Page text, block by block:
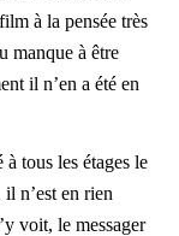
à la pensée très
manque à être
il n’en a été en
tous les étages le
n’est en rien
voit, le messager